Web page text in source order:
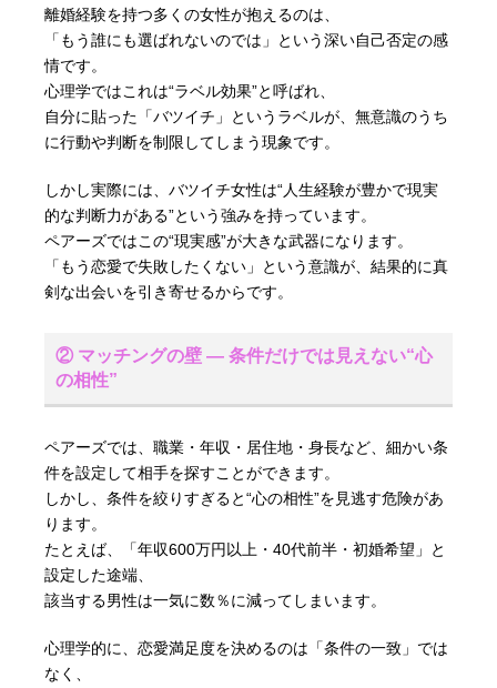
離婚経験を持つ多くの女性が抱えるのは、
「もう誰にも選ばれないのでは」という深い自己否定の感
情です。
心理学ではこれは“ラベル効果”と呼ばれ、
自分に貼った「バツイチ」というラベルが、無意識のうち
に行動や判断を制限してしまう現象です。
しかし実際には、バツイチ女性は“人生経験が豊かで現実
的な判断力がある”という強みを持っています。
ペアーズではこの“現実感”が大きな武器になります。
「もう恋愛で失敗したくない」という意識が、結果的に真
剣な出会いを引き寄せるからです。
② マッチングの壁 ― 条件だけでは見えない“心
の相性”
ペアーズでは、職業・年収・居住地・身長など、細かい条
件を設定して相手を探すことができます。
しかし、条件を絞りすぎると“心の相性”を見逃す危険があ
ります。
たとえば、「年収600万円以上・40代前半・初婚希望」と
設定した途端、
該当する男性は一気に数％に減ってしまいます。
心理学的に、恋愛満足度を決めるのは「条件の一致」では
なく、